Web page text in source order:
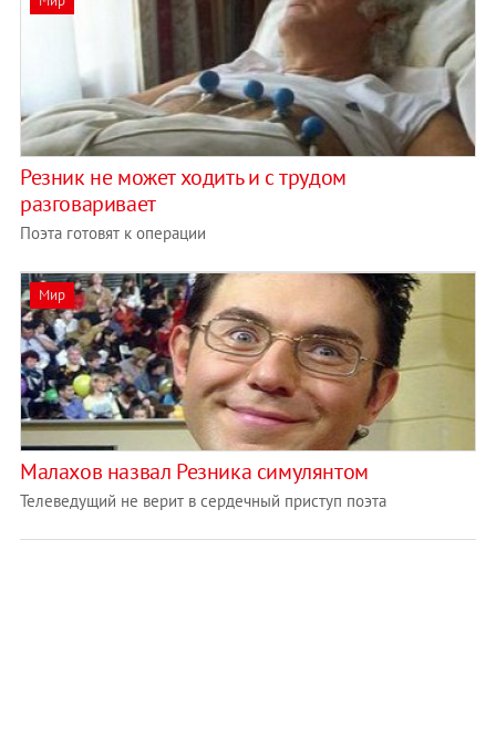
Резник не может ходить и с трудом
разговаривает
Поэта готовят к операции
Мир
Малахов назвал Резника симулянтом
Телеведущий не верит в сердечный приступ поэта